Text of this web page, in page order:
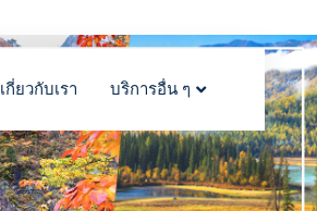
เกี่ยวกับเรา บริการอื่น ๆ